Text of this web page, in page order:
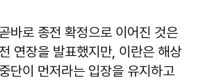
바로 종전 확정으로 이어진 것은
연장을 발표했지만, 이란은 해상
단이 먼저라는 입장을 유지하고